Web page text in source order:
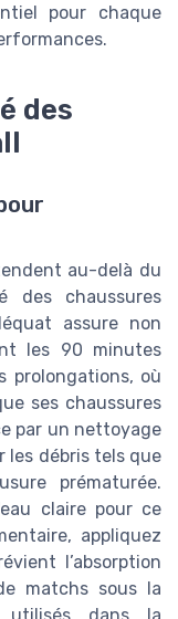
pour chaque
des
au-delà du
des chaussures
assure non
les 90 minutes
prolongations, où
ses chaussures
par un nettoyage
les débris tels que
prématurée.
claire pour ce
appliquez
l’absorption
matchs sous la
utilisés dans la